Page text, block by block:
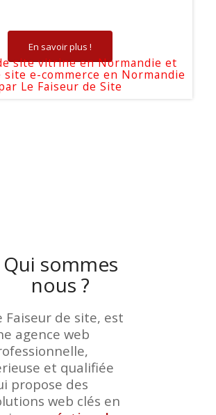
En savoir plus !
site vitrine en Normandie et
site e-commerce en Normandie
Le Faiseur de Site
Qui sommes
nous ?
Faiseur de site, est
agence web
et qualifiée
propose des
web clés en